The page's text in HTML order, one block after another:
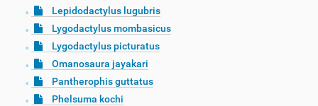
Lepidodactylus lugubris
Lygodactylus mombasicus
Lygodactylus picturatus
Omanosaura jayakari
Pantherophis guttatus
Phelsuma kochi